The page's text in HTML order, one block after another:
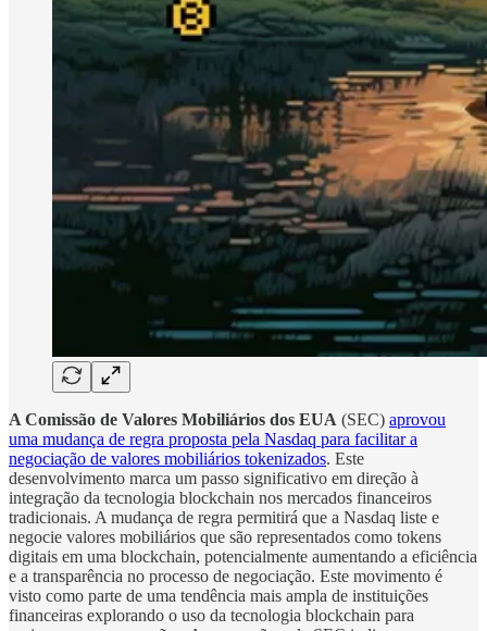
A Comissão de Valores Mobiliários dos EUA (SEC) aprovou
uma mudança de regra proposta pela Nasdaq para facilitar a
negociação de valores mobiliários tokenizados. Este
desenvolvimento marca um passo significativo em direção à
integração da tecnologia blockchain nos mercados financeiros
tradicionais. A mudança de regra permitirá que a Nasdaq liste e
negocie valores mobiliários que são representados como tokens
digitais em uma blockchain, potencialmente aumentando a eficiência
e a transparência no processo de negociação. Este movimento é
visto como parte de uma tendência mais ampla de instituições
financeiras explorando o uso da tecnologia blockchain para